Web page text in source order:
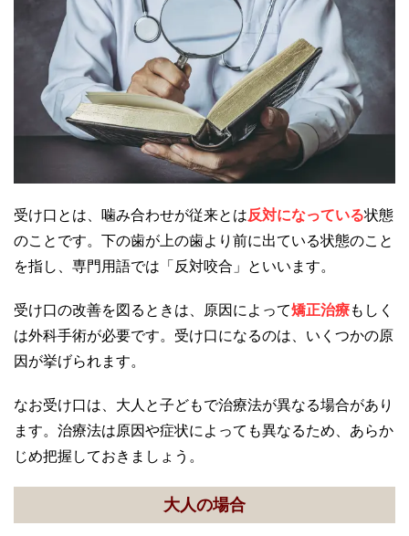
受け口とは、噛み合わせが従来とは反対になっている状態
のことです。下の歯が上の歯より前に出ている状態のこと
を指し、専門用語では「反対咬合」といいます。
受け口の改善を図るときは、原因によって矯正治療もしく
は外科手術が必要です。受け口になるのは、いくつかの原
因が挙げられます。
なお受け口は、大人と子どもで治療法が異なる場合があり
ます。治療法は原因や症状によっても異なるため、あらか
じめ把握しておきましょう。
大人の場合